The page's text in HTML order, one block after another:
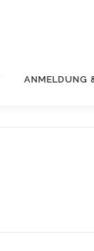
ANMELDUNG